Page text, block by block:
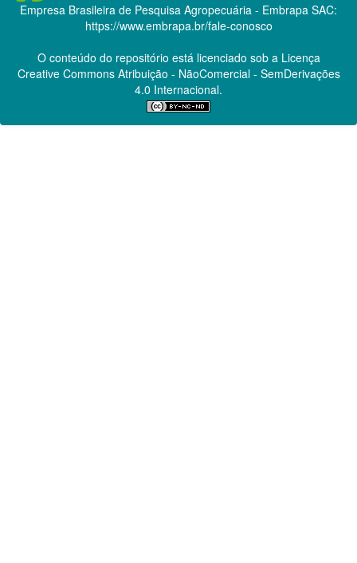
Empresa Brasileira de Pesquisa Agropecuária - Embrapa SAC:
https://www.embrapa.br/fale-conosco
O conteúdo do repositório está licenciado sob a Licença
Creative CommonsAtribuição - NãoComercial - SemDerivações
4.0 Internacional.